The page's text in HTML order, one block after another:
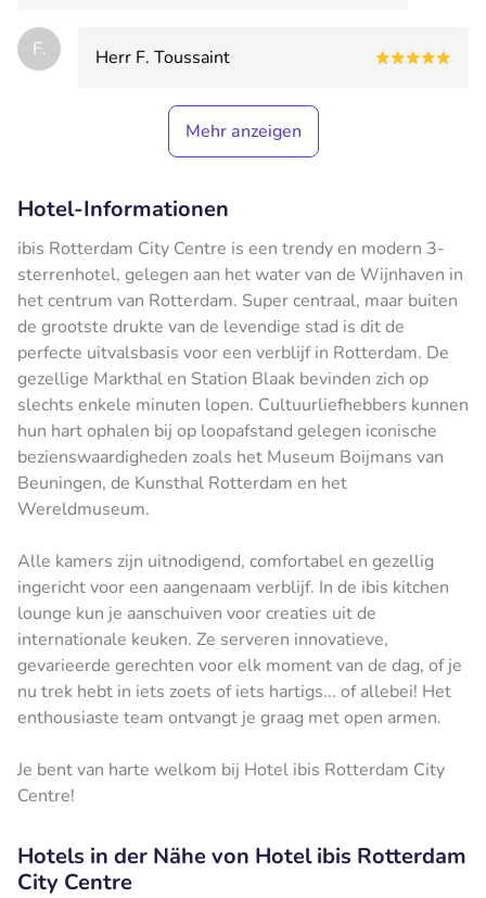
F. Herr F. Toussaint
Mehr anzeigen
Hotel-Informationen
ibis Rotterdam City Centre is een trendy en modern 3-
sterrenhotel, gelegen aan het water van de Wijnhaven in
het centrum van Rotterdam. Super centraal, maar buiten
de grootste drukte van de levendige stad is dit de
perfecte uitvalsbasis voor een verblijf in Rotterdam. De
gezellige Markthal en Station Blaak bevinden zich op
slechts enkele minuten lopen. Cultuurliefhebbers kunnen
hun hart ophalen bij op loopafstand gelegen iconische
bezienswaardigheden zoals het Museum Boijmans van
Beuningen, de Kunsthal Rotterdam en het
Wereldmuseum.
Alle kamers zijn uitnodigend, comfortabel en gezellig
ingericht voor een aangenaam verblijf. In de ibis kitchen
lounge kun je aanschuiven voor creaties uit de
internationale keuken. Ze serveren innovatieve,
gevarieerde gerechten voor elk moment van de dag, of je
nu trek hebt in iets zoets of iets hartigs... of allebei! Het
enthousiaste team ontvangt je graag met open armen.
Je bent van harte welkom bij Hotel ibis Rotterdam City
Centre!
Hotels in der Nähe von Hotel ibis Rotterdam
City Centre